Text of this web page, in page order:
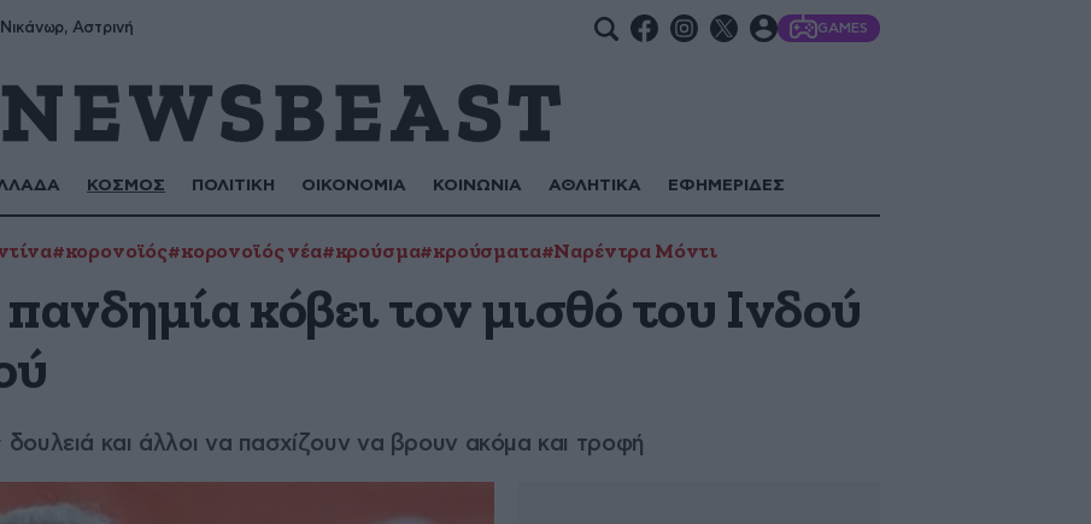
Αστρινή GAMES
ΚΟΣΜΟΣ ΠΟΛΙΤΙΚΗ ΟΙΚΟΝΟΜΙΑ ΚΟΙΝΩΝΙΑ ΑΘΛΗΤΙΚΑ ΕΦΗΜΕΡΙΔΕΣ
#κορονοϊός#κορονοϊός νέα#κρούσμα#κρούσματα#Ναρέντρα Μόντι
κόβει τον μισθό του Ινδού
και άλλοι να πασχίζουν να βρουν ακόμα και τροφή